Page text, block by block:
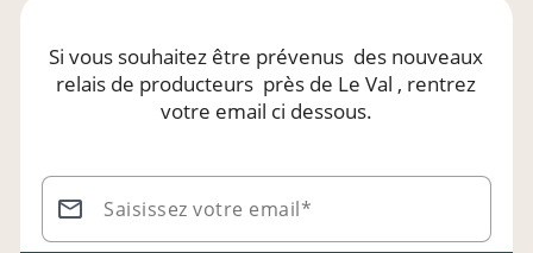
Si vous souhaitez être prévenus des nouveaux
relais de producteurs près de Le Val , rentrez
votre email ci dessous.
Saisissez votre email*